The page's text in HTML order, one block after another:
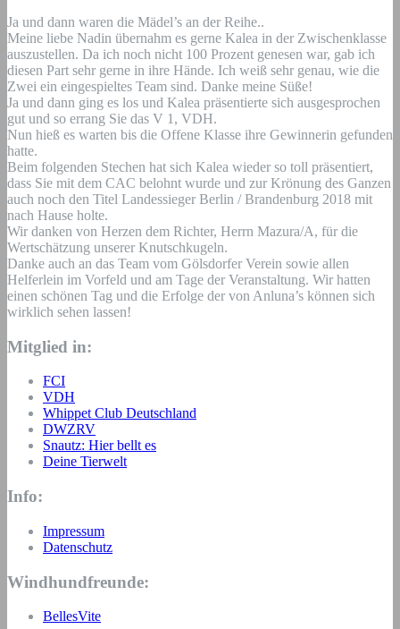
Ja und dann waren die Mädel’s an der Reihe..
Meine liebe Nadin übernahm es gerne Kalea in der Zwischenklasse
auszustellen. Da ich noch nicht 100 Prozent genesen war, gab ich
diesen Part sehr gerne in ihre Hände. Ich weiß sehr genau, wie die
Zwei ein eingespieltes Team sind. Danke meine Süße!
Ja und dann ging es los und Kalea präsentierte sich ausgesprochen
gut und so errang Sie das V 1, VDH.
Nun hieß es warten bis die Offene Klasse ihre Gewinnerin gefunden
hatte.
Beim folgenden Stechen hat sich Kalea wieder so toll präsentiert,
dass Sie mit dem CAC belohnt wurde und zur Krönung des Ganzen
auch noch den Titel Landessieger Berlin / Brandenburg 2018 mit
nach Hause holte.
Wir danken von Herzen dem Richter, Herrn Mazura/A, für die
Wertschätzung unserer Knutschkugeln.
Danke auch an das Team vom Gölsdorfer Verein sowie allen
Helferlein im Vorfeld und am Tage der Veranstaltung. Wir hatten
einen schönen Tag und die Erfolge der von Anluna’s können sich
wirklich sehen lassen!
Mitglied in:
FCI
VDH
Whippet Club Deutschland
DWZRV
Snautz: Hier bellt es
Deine Tierwelt
Info:
Impressum
Datenschutz
Windhundfreunde:
BellesVite